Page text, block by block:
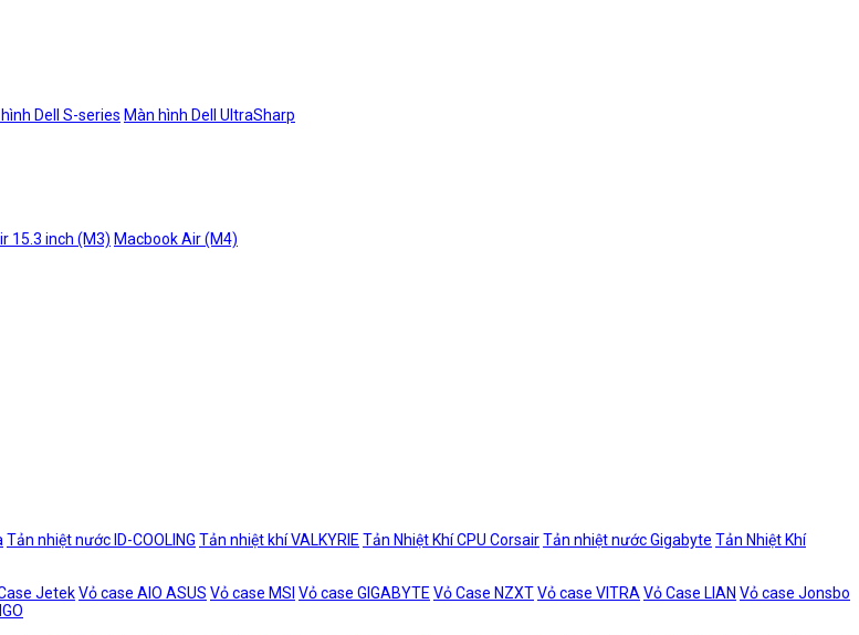
Dell S-series Màn hình Dell UltraSharp
15.3 inch (M3) Macbook Air (M4)
Tản nhiệt nước ID-COOLING Tản nhiệt khí VALKYRIE Tản Nhiệt Khí CPU CorsairTản nhiệt nước Gigabyte Tản Nhiệt Khí
JetekVỏ case AIO ASUS Vỏ case MSI Vỏ case GIGABYTE Vỏ Case NZXTVỏ case VITRA Vỏ Case LIAN Vỏ case Jonsbo